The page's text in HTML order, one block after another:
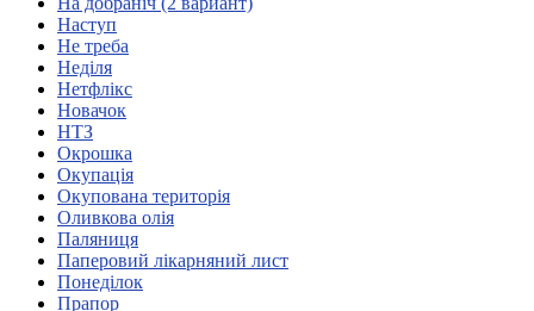
Тернопільська область
Харківська область
Херсонська область
Хмельницька область
Наступ
Не треба
Неділя
Нетфлікс
Новачок
НТЗ
Окрошка
Окупація
Окупована територія
Оливкова олія
Паляниця
Паперовий лікарняний лист
Понеділок
Прапор